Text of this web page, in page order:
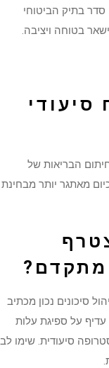
בתיק הביטוחי
בטוחה ויציבה.
סיעודי
הבריאות של
מאתגר יותר מבחינת
מתקדם?
סיכונים נכון מכתיב
על ספיגת עלות
סיעודית. שימו לב